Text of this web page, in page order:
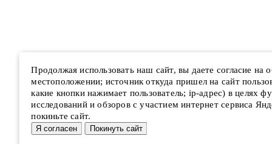
Продолжая использовать наш сайт, вы даете согласие на
местоположении; источник откуда пришел на сайт
какие кнопки нажимает пользователь; ip-адрес) в целях
исследований и обзоров с участием интернет сервиса
покиньте сайт.
Я согласен Покинуть сайт